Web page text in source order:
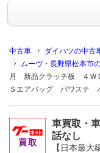
中古車 ダイハツの中古
ムーヴ・長野県松本市
月 新品クラッチ板 ４
Ｓエアバッグ パワステ
車買取・
話なし
【日本最